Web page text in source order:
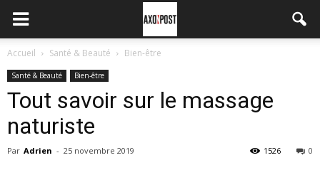
Accueil Santé & Beauté Bien-être
Santé & Beauté Bien-être
Tout savoir sur le massage
naturiste
Par Adrien - 25 novembre 2019 0
1526